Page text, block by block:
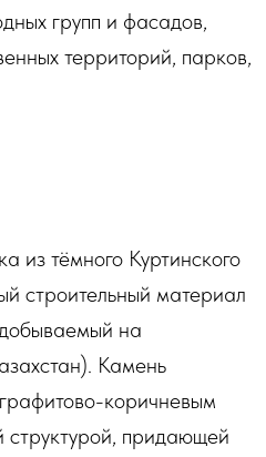
групп и фасадов,
территорий, парков,
из тёмного Куртинского
строительный материал
на
Камень
коричневым
структурой, придающей